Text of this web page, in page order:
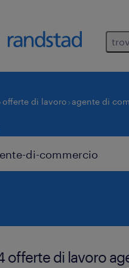
offerte di lavoro agente di
offerte di lavoro